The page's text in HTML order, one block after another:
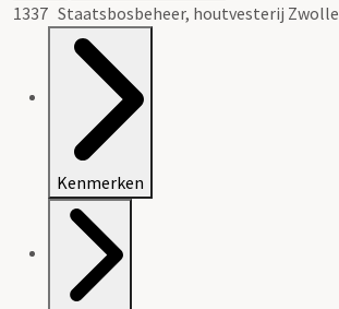
1337 Staatsbosbeheer, houtvesterij Zwolle
Kenmerken